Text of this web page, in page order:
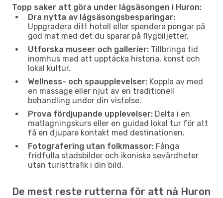
Topp saker att göra under lågsäsongen i Huron:
Dra nytta av lågsäsongsbesparingar:
Uppgradera ditt hotell eller spendera pengar på
god mat med det du sparar på flygbiljetter.
Utforska museer och gallerier: Tillbringa tid
inomhus med att upptäcka historia, konst och
lokal kultur.
Wellness- och spaupplevelser: Koppla av med
en massage eller njut av en traditionell
behandling under din vistelse.
Prova fördjupande upplevelser: Delta i en
matlagningskurs eller en guidad lokal tur för att
få en djupare kontakt med destinationen.
Fotografering utan folkmassor: Fånga
fridfulla stadsbilder och ikoniska sevärdheter
utan turisttrafik i din bild.
De mest reste rutterna för att nå Huron